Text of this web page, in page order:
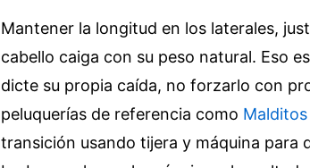
Mantener la longitud en los laterales,
cabello caiga con su peso natural. Eso
dicte su propia caída, no forzarlo con
peluquerías de referencia como
transición usando tijera y máquina para